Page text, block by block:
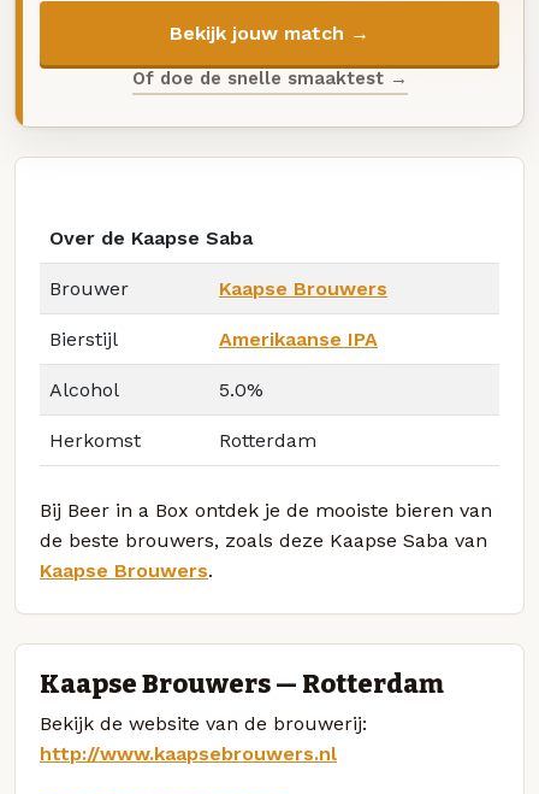
Bekijk jouw match →
Of doe de snelle smaaktest →
Over de Kaapse Saba
Brouwer Kaapse Brouwers
Bierstijl Amerikaanse IPA
Alcohol 5.0%
Herkomst Rotterdam
Bij Beer in a Box ontdek je de mooiste bieren van
de beste brouwers, zoals deze Kaapse Saba van
Kaapse Brouwers.
Kaapse Brouwers — Rotterdam
Bekijk de website van de brouwerij:
http://www.kaapsebrouwers.nl